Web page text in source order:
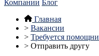
Компании Блог
Главная
> Вакансии
> Требуется
> Отправить другу